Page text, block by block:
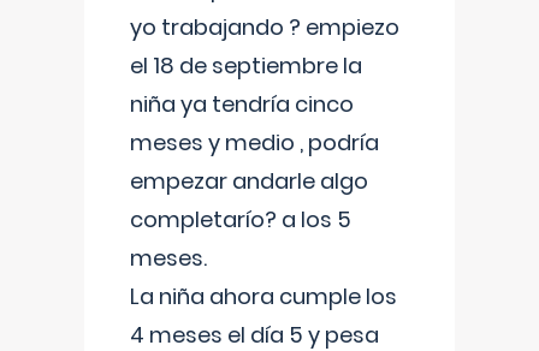
yo trabajando ? empiezo
el 18 de septiembre la
niña ya tendría cinco
meses y medio , podría
empezar andarle algo
completarío? a los 5
meses.
La niña ahora cumple los
4 meses el día 5 y pesa